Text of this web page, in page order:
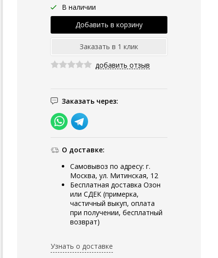
В наличии
добавить отзыв
Заказать через:
О доставке:
Самовывоз по адресу: г.
Москва, ул. Митинская, 12
Бесплатная доставка Озон
или СДЕК (примерка,
частичный выкуп, оплата
при получении, бесплатный
возврат)
Узнать о доставке